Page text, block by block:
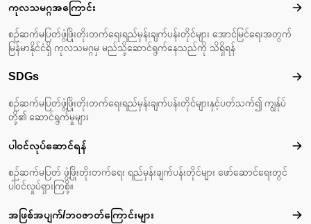
Footer menu
ကုလသမဂ္ဂအကြောင်း ကုလ
စဉ်ဆက်မပြတ်ဖွံ့ဖြိုးတိုးတက်ရေးရည်မှန်းချက်ပန်းတိုင်များ အောင်မြင်ရေးအတွက်
မြန်မာနိုင်ငံရှိ ကုလသမဂ္ဂမှ မည်သို့ဆောင်ရွက်နေသည်ကို သိရှိရန်
SDGs
စဉ်ဆက်မပြတ်ဖွံ့ဖြိုးတိုးတက်ရေးရည်မှန်းချက်ပန်းတိုင်များနှင့်ပတ်သက်၍ ကျွန်ုပ်
တို့၏ ဆောင်ရွက်မှုများ
ပါဝင်လုပ်ဆောင်ရန် ပါ
စဉ်ဆက်မပြတ် ဖွံ့ဖြိုးတိုးတက်ရေး ရည်မှန်းချက်ပန်းတိုင်များ ဖော်ဆောင်ရေးတွင်
ပါဝင်လှုပ်ရှားကြစို့။
အဖြစ်အပျက်/ဘဝဇာတ်‌ကြောင်းများ အဖ